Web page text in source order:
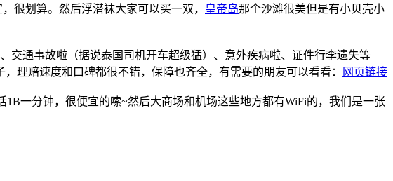
很划算。然后浮潜袜大家可以买一双， 皇帝岛那个沙滩很美但是有小贝壳小
交通事故啦（据说泰国司机开车超级猛）、意外疾病啦、证件行李遗失等
理赔速度和口碑都很不错，保障也齐全，有需要的朋友可以看看： 网页链接
一分钟，很便宜的嗦~然后大商场和机场这些地方都有WiFi的，我们是一张